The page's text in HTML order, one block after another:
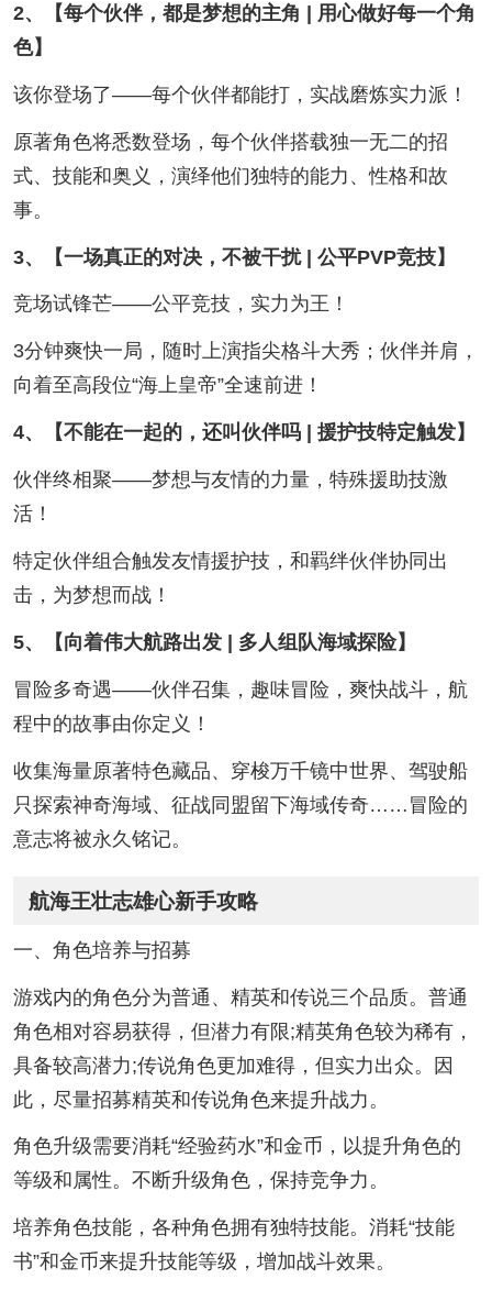
2、【每个伙伴，都是梦想的主角 | 用心做好每一个角
色】
该你登场了——每个伙伴都能打，实战磨炼实力派！
原著角色将悉数登场，每个伙伴搭载独一无二的招
式、技能和奥义，演绎他们独特的能力、性格和故
事。
3、【一场真正的对决，不被干扰 | 公平PVP竞技】
竞场试锋芒——公平竞技，实力为王！
3分钟爽快一局，随时上演指尖格斗大秀；伙伴并肩，
向着至高段位“海上皇帝”全速前进！
4、【不能在一起的，还叫伙伴吗 | 援护技特定触发】
伙伴终相聚——梦想与友情的力量，特殊援助技激
活！
特定伙伴组合触发友情援护技，和羁绊伙伴协同出
击，为梦想而战！
5、【向着伟大航路出发 | 多人组队海域探险】
冒险多奇遇——伙伴召集，趣味冒险，爽快战斗，航
程中的故事由你定义！
收集海量原著特色藏品、穿梭万千镜中世界、驾驶船
只探索神奇海域、征战同盟留下海域传奇……冒险的
意志将被永久铭记。
航海王壮志雄心新手攻略
一、角色培养与招募
游戏内的角色分为普通、精英和传说三个品质。普通
角色相对容易获得，但潜力有限;精英角色较为稀有，
具备较高潜力;传说角色更加难得，但实力出众。因
此，尽量招募精英和传说角色来提升战力。
角色升级需要消耗“经验药水”和金币，以提升角色的
等级和属性。不断升级角色，保持竞争力。
培养角色技能，各种角色拥有独特技能。消耗“技能
书”和金币来提升技能等级，增加战斗效果。